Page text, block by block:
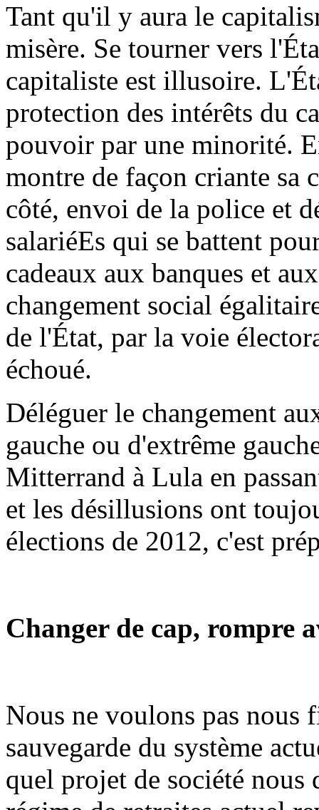
Tant qu'il y aura le
misère. Se tourner vers
capitaliste est illusoire.
protection des intérêts du
pouvoir par une minorité.
montre de façon criante sa
côté, envoi de la police et
salariéEs qui se battent
cadeaux aux banques et
changement social
de l'État, par la voie
échoué.
Déléguer le changement
gauche ou d'extrême
Mitterrand à Lula en
et les désillusions ont
élections de 2012, c'est
Changer de cap, rompre
Nous ne voulons pas nous
sauvegarde du système
quel projet de société nous